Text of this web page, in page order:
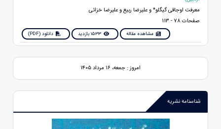
معرفت اوجاقی گیگلو* و علیرضا ربیع و علیرضا خزائی
صفحات 78 - 113
مشاهده مقاله 1533 بازدید دانلود (PDF)
امروز : جمعه، ۱۶ مرداد ۱۴۰۵
شناسنامه نشریه